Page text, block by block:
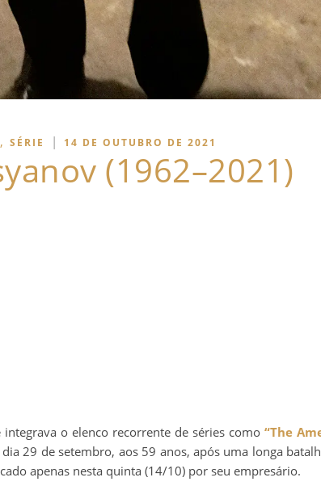
, SÉRIE | 14 DE OUTUBRO DE 2021
(1962–2021)
integrava o elenco recorrente de séries como “The
29 de setembro, aos 59 anos, após uma longa
apenas nesta quinta (14/10) por seu empresário.